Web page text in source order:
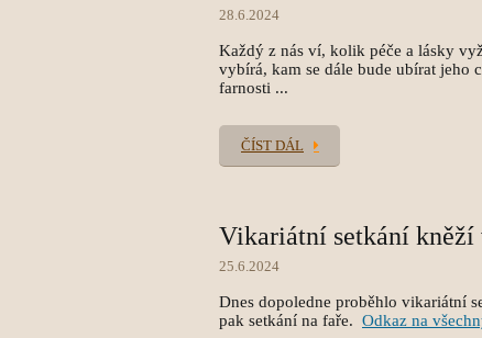
28.6.2024
Každý z nás ví, kolik péče a lásky
vybírá, kam se dále bude ubírat jeho
farnosti ...
ČÍST DÁL
Vikariátní setkání kněží
25.6.2024
Dnes dopoledne proběhlo vikariátní
pak setkání na faře. Odkaz na